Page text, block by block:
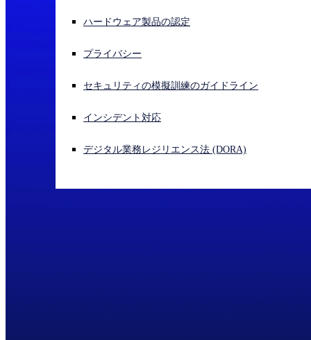
サイバー攻撃を受けている場合、連絡先はこちら
ハードウェア製品の認定
プライバシー
セキュリティの模擬訓練のガイドライン
インシデント対応
デジタル業務レジリエンス法 (DORA)